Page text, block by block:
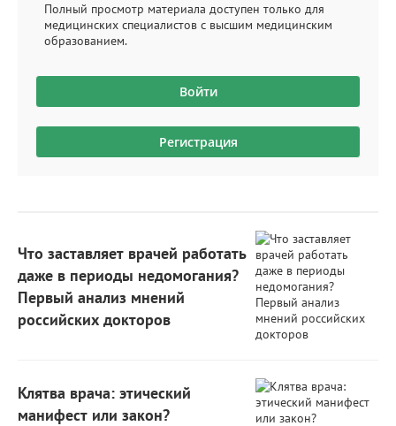
Полный просмотр материала доступен только для
медицинских специалистов с высшим медицинским
образованием.
Войти
Регистрация
Что заставляет врачей работать
даже в периоды недомогания?
Первый анализ мнений
российских докторов
Клятва врача: этический
манифест или закон?